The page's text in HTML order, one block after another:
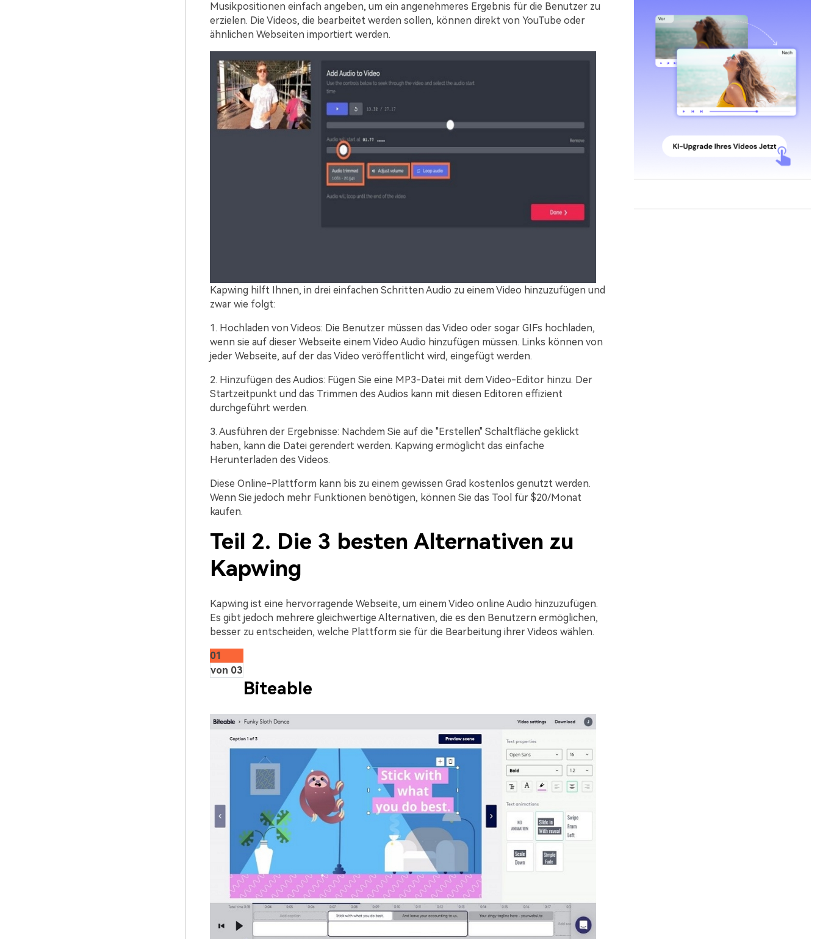
Musikpositionen einfach angeben, um ein angenehmeres Ergebnis für die Benutzer zu
erzielen. Die Videos, die bearbeitet werden sollen, können direkt von YouTube oder
ähnlichen Webseiten importiert werden.
Kapwing hilft Ihnen, in drei einfachen Schritten Audio zu einem Video hinzuzufügen und
zwar wie folgt:
1. Hochladen von Videos: Die Benutzer müssen das Video oder sogar GIFs hochladen,
wenn sie auf dieser Webseite einem Video Audio hinzufügen müssen. Links können von
jeder Webseite, auf der das Video veröffentlicht wird, eingefügt werden.
2. Hinzufügen des Audios: Fügen Sie eine MP3-Datei mit dem Video-Editor hinzu. Der
Startzeitpunkt und das Trimmen des Audios kann mit diesen Editoren effizient
durchgeführt werden.
3. Ausführen der Ergebnisse: Nachdem Sie auf die "Erstellen" Schaltfläche geklickt
haben, kann die Datei gerendert werden. Kapwing ermöglicht das einfache
Herunterladen des Videos.
Diese Online-Plattform kann bis zu einem gewissen Grad kostenlos genutzt werden.
Wenn Sie jedoch mehr Funktionen benötigen, können Sie das Tool für $20/Monat
kaufen.
Teil 2. Die 3 besten Alternativen zu
Kapwing
Kapwing ist eine hervorragende Webseite, um einem Video online Audio hinzuzufügen.
Es gibt jedoch mehrere gleichwertige Alternativen, die es den Benutzern ermöglichen,
besser zu entscheiden, welche Plattform sie für die Bearbeitung ihrer Videos wählen.
01
von 03
Biteable